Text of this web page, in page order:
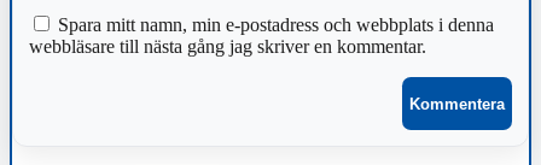
Spara mitt namn, min e-postadress och webbplats i denna
webbläsare till nästa gång jag skriver en kommentar.